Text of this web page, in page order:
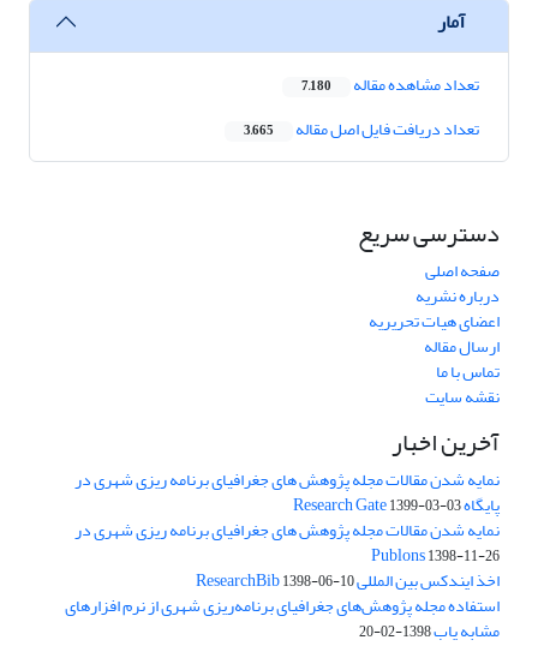
آمار
تعداد مشاهده مقاله 7,180
تعداد دریافت فایل اصل مقاله 3,665
دسترسی سریع
صفحه اصلی
درباره نشریه
اعضای هیات تحریریه
ارسال مقاله
تماس با ما
نقشه سایت
آخرین اخبار
نمایه شدن مقالات مجله پژوهش های جغرافیای برنامه ریزی شهری در
پایگاه Research Gate1399-03-03
نمایه شدن مقالات مجله پژوهش های جغرافیای برنامه ریزی شهری در
Publons1398-11-26
اخذ ایندکس بین المللی ResearchBib1398-06-10
استفاده مجله پژوهش‌های جغرافیای برنامه‌ریزی شهری از نرم افزارهای
مشابه یاب1398-02-20